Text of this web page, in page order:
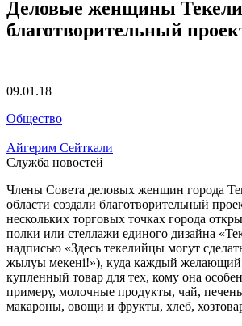
Деловые женщины
благотворительный
09.01.18
Общество
Айгерим Сейткали
Служба новостей
Члены Совета деловых женщин города
области создали благотворительный
нескольких торговых точках города
полки или стеллажи единого дизайна
надписью «Здесь текелийцы могут
жылуы мекені!»), куда каждый желающий
купленный товар для тех, кому она
примеру, молочные продукты, чай,
макароны, овощи и фрукты, хлеб,